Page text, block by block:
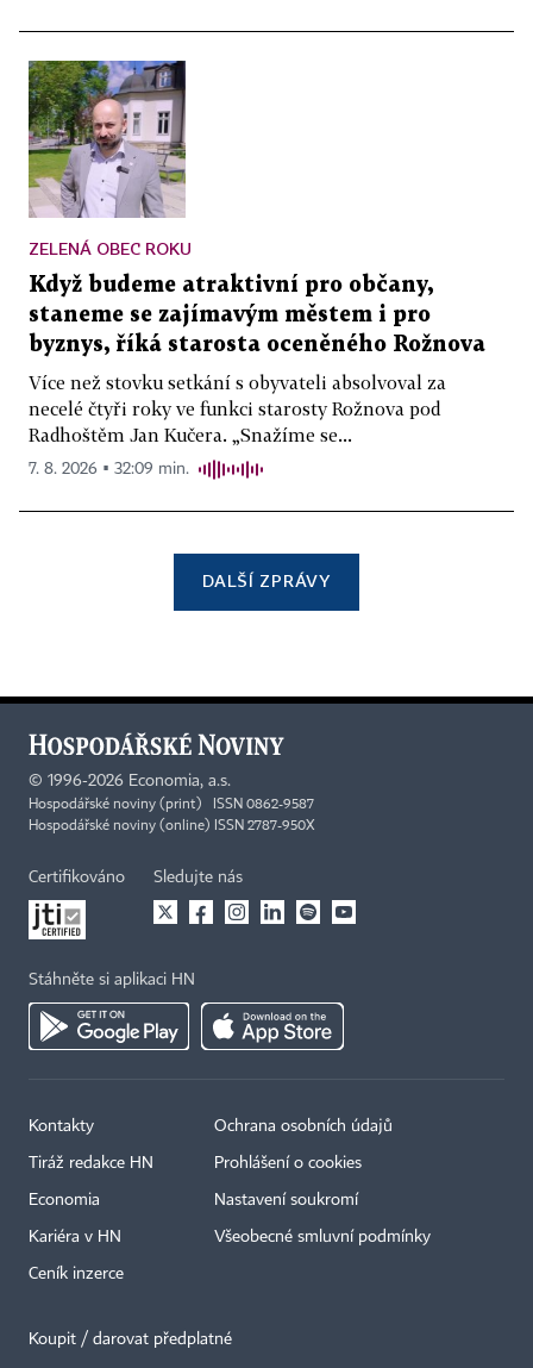
ZELENÁ OBEC ROKU
Když budeme atraktivní pro občany,
staneme se zajímavým městem i pro
byznys, říká starosta oceněného Rožnova
Více než stovku setkání s obyvateli absolvoval za
necelé čtyři roky ve funkci starosty Rožnova pod
Radhoštěm Jan Kučera. „Snažíme se...
7. 8. 2026 ▪ 32:09 min.
DALŠÍ ZPRÁVY
© 1996-2026 Economia, a.s.
Hospodářské noviny (print) ISSN 0862-9587
Hospodářské noviny (online) ISSN 2787-950X
Certifikováno Sledujte nás
Stáhněte si aplikaci HN
Kontakty
Tiráž redakce HN
Economia
Kariéra v HN
Ceník inzerce
Ochrana osobních údajů
Prohlášení o cookies
Nastavení soukromí
Všeobecné smluvní podmínky
Koupit / darovat předplatné